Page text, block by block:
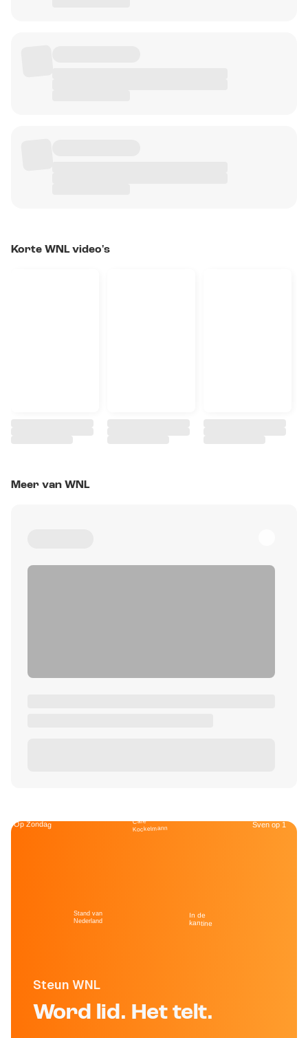
Korte WNL video's
Meer van WNL
Steun WNL
Word lid. Het telt.
Op Zondag
Stand van
Nederland
Café
Kockelmann
In de
kantine
Sven op 1